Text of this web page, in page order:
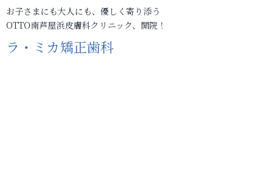
お子さまにも大人にも、優しく寄り添う
OTTO南芦屋浜皮膚科クリニック、開院！
ラ・ミカ矯正歯科